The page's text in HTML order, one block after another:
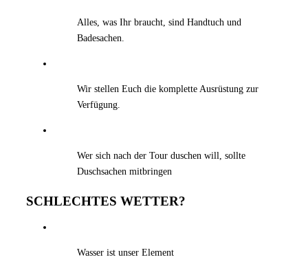
Alles, was Ihr braucht, sind Handtuch und
Badesachen.
Wir stellen Euch die komplette Ausrüstung zur
Verfügung.
Wer sich nach der Tour duschen will, sollte
Duschsachen mitbringen
SCHLECHTES WETTER?
Wasser ist unser Element